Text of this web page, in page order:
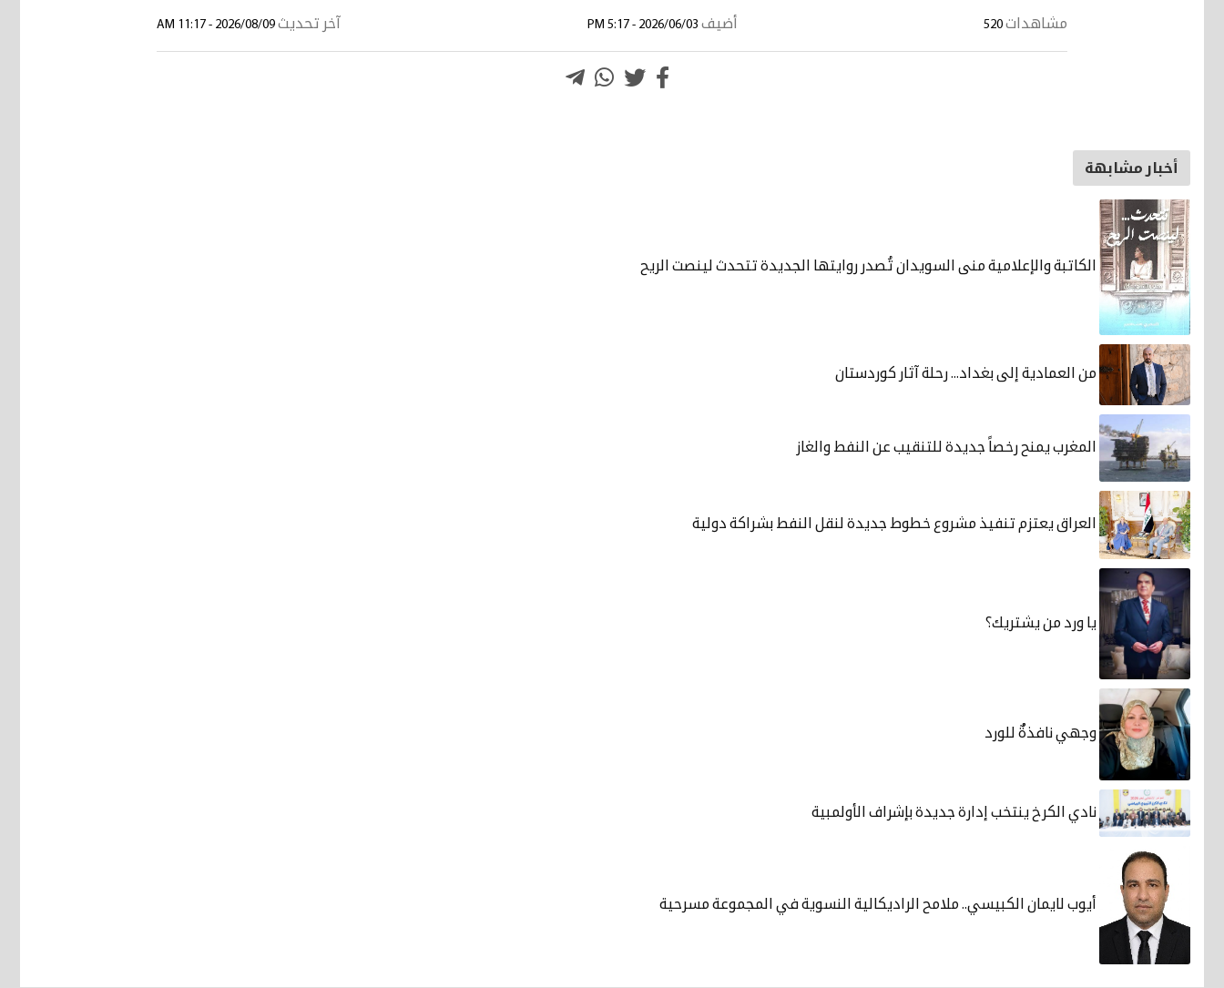
مشاهدات 520 أضيف 2026/06/03 - 5:17 PM آخر تحديث 2026/08/09 - 11:17 AM
أخبار مشابهة
الكاتبة والإعلامية منى السويدان تُصدر روايتها الجديدة تتحدث لينصت الريح
من العمادية إلى بغداد... رحلة آثار كوردستان
المغرب يمنح رخصاً جديدة للتنقيب عن النفط والغاز
العراق يعتزم تنفيذ مشروع خطوط جديدة لنقل النفط بشراكة دولية
يا ورد من يشتريك؟
وجهي نافذةٌ للورد
نادي الكرخ ينتخب إدارة جديدة بإشراف الأولمبية
أيوب لايمان الكبيسي.. ملامح الراديكالية النسوية في المجموعة مسرحية